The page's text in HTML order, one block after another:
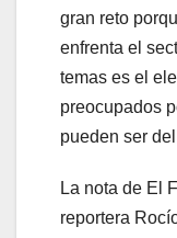
gran reto
enfrenta el
temas es el
preocupados
pueden ser
La nota de El
reportera